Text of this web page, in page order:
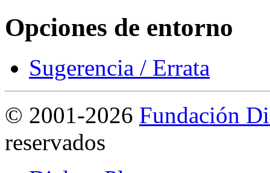
Opciones de entorno
Sugerencia / Errata
© 2001-2026 Fundación
reservados